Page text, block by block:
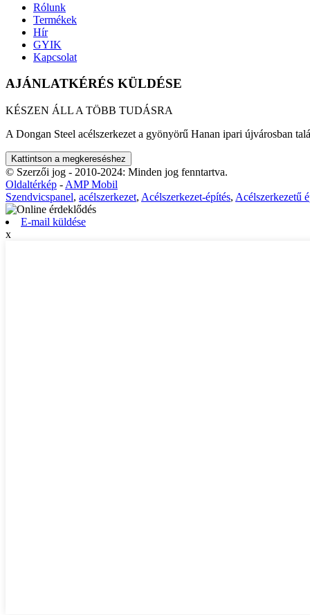
Rólunk
Termékek
Hír
GYIK
Kapcsolat
AJÁNLATKÉRÉS KÜLDÉSE
KÉSZEN ÁLL A TÖBB TUDÁSRA
A Dongan Steel acélszerkezet a gyönyörű Hanan ipari újvárosban
Kattintson a megkereséshez
© Szerzői jog - 2010-2024: Minden jog fenntartva.
Oldaltérkép - AMP Mobil
Szendvicspanel, acélszerkezet, Acélszerkezet-építés, Acélszerkezetű
E-mail küldése
x